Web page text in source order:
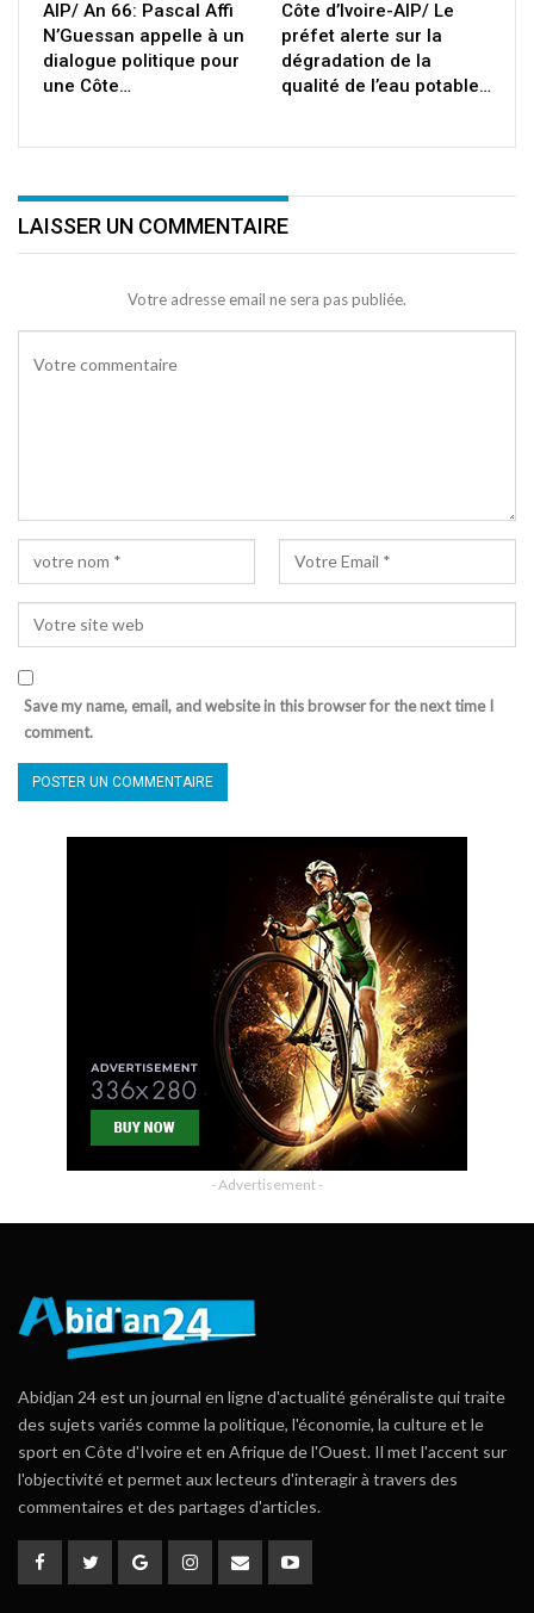
AIP/ An 66: Pascal Affi
N’Guessan appelle à un
dialogue politique pour
une Côte…
Côte d’Ivoire-AIP/ Le
préfet alerte sur la
dégradation de la
qualité de l’eau potable…
LAISSER UN COMMENTAIRE
Votre adresse email ne sera pas publiée.
Save my name, email, and website in this browser for the next time I
comment.
- Advertisement -
Abidjan 24 est un journal en ligne d'actualité généraliste qui traite
des sujets variés comme la politique, l'économie, la culture et le
sport en Côte d'Ivoire et en Afrique de l'Ouest. Il met l'accent sur
l'objectivité et permet aux lecteurs d'interagir à travers des
commentaires et des partages d'articles.